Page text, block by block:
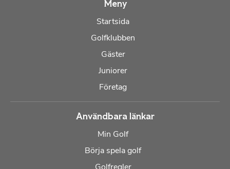
Meny
Startsida
Golfklubben
Gäster
Juniorer
Företag
Användbara länkar
Min Golf
Börja spela golf